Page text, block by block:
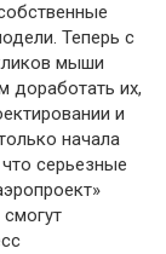
Теперь с
мыши
доработать их,
и
начала
серьезные